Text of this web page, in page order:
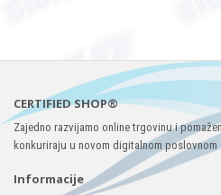
CERTIFIED SHOP®
Zajedno razvijamo online trgovinu i
konkuriraju u novom digitalnom poslovnom
Informacije